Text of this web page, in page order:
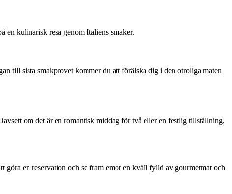
en kulinarisk resa genom Italiens smaker.
till sista smakprovet kommer du att förälska dig i den otroliga maten
om det är en romantisk middag för två eller en festlig tillställning,
göra en reservation och se fram emot en kväll fylld av gourmetmat och